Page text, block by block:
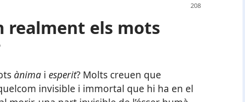
realment els mots
ànima i esperit? Molts creuen que
invisible i immortal que hi ha en el